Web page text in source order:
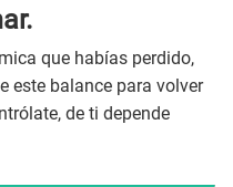
que habías perdido,
este balance para volver
de ti depende